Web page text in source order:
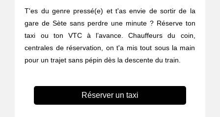
T'es du genre pressé(e) et t'as envie de sortir de la
gare de Sète sans perdre une minute ? Réserve ton
taxi ou ton VTC à l’avance. Chauffeurs du coin,
centrales de réservation, on t'a mis tout sous la main
pour un trajet sans pépin dès la descente du train.
Réserver un taxi